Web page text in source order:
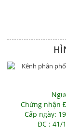
Chứng nhận
Cấp ngày:
ĐC : 41/